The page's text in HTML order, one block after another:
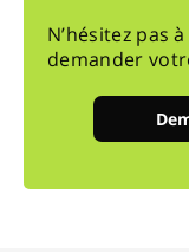
N’hésitez pas
demander